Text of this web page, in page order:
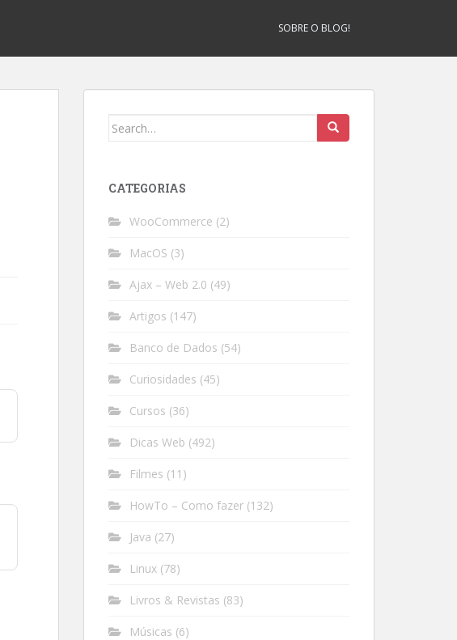
SOBRE O BLOG!
Search
CATEGORIAS
WooCommerce (2)
MacOS (3)
Ajax – Web 2.0 (49)
Artigos (147)
Banco de Dados (54)
Curiosidades (45)
Cursos (36)
Dicas Web (492)
Filmes (11)
HowTo – Como fazer (132)
Java (27)
Linux (78)
Livros & Revistas (83)
Músicas (6)